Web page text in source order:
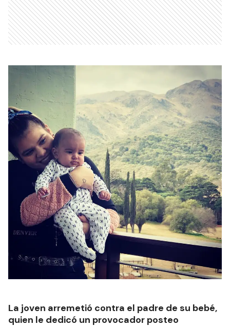
La joven arremetió contra el padre de su bebé,
quien le dedicó un provocador posteo